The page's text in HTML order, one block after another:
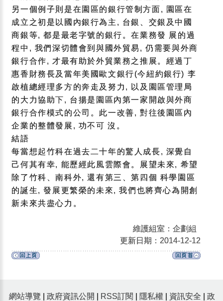
另一個例子則是在園區的銀行管制方面, 園區在
成立之初是以國內銀行為主, 台銀、交銀及中國
商銀等, 都是最老字號的銀行。在業務發 展的過
程中, 我們深切體會到與國外貿易, 仍需要與外商
銀行合作, 才最有助於外貿業務之推展。經過丁
惠香財務長及當年美國歐文銀行(今紐約銀行) 李
啟植總經理多方的奔走及努力, 以及園區管理局
的大力協助下, 台揚是園區內第一家開啟與外商
銀行合作模式的公司。此一改善, 對往後園區內
企業的整體發展, 功不可 沒。
結語
每當想起竹科在過去二十年的驚人成長, 深覺自
己何其有幸, 能歷經此風雲際會。展望未來, 希望
除了竹科、南科外, 還有第三、第四個 科學園區
的誕生, 發展更繁榮的未來, 我們也將齊心為開創
新未來共盡心力。
維護組室：企劃組
更新日期：2014-12-12
網站導覽 政府資訊公開 RSS訂閱 隱私權 資訊安全 政